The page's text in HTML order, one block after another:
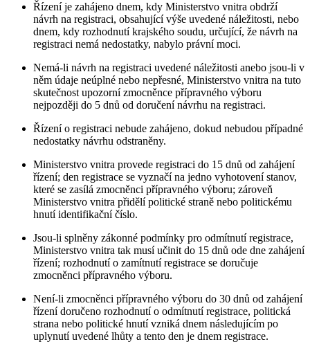
Řízení je zahájeno dnem, kdy Ministerstvo vnitra obdrží
návrh na registraci, obsahující výše uvedené náležitosti, nebo
dnem, kdy rozhodnutí krajského soudu, určující, že návrh na
registraci nemá nedostatky, nabylo právní moci.
Nemá-li návrh na registraci uvedené náležitosti anebo jsou-li v
něm údaje neúplné nebo nepřesné, Ministerstvo vnitra na tuto
skutečnost upozorní zmocněnce přípravného výboru
nejpozději do 5 dnů od doručení návrhu na registraci.
Řízení o registraci nebude zahájeno, dokud nebudou případné
nedostatky návrhu odstraněny.
Ministerstvo vnitra provede registraci do 15 dnů od zahájení
řízení; den registrace se vyznačí na jedno vyhotovení stanov,
které se zasílá zmocněnci přípravného výboru; zároveň
Ministerstvo vnitra přidělí politické straně nebo politickému
hnutí identifikační číslo.
Jsou-li splněny zákonné podmínky pro odmítnutí registrace,
Ministerstvo vnitra tak musí učinit do 15 dnů ode dne zahájení
řízení; rozhodnutí o zamítnutí registrace se doručuje
zmocněnci přípravného výboru.
Není-li zmocněnci přípravného výboru do 30 dnů od zahájení
řízení doručeno rozhodnutí o odmítnutí registrace, politická
strana nebo politické hnutí vzniká dnem následujícím po
uplynutí uvedené lhůty a tento den je dnem registrace.